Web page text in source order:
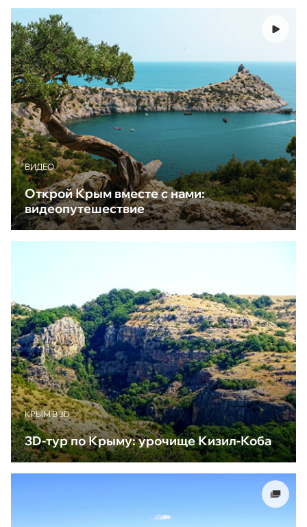
ВИДЕО
Открой Крым вместе с нами:
видеопутешествие
КРЫМ В 3D
3D-тур по Крыму: урочище Кизил-Коба